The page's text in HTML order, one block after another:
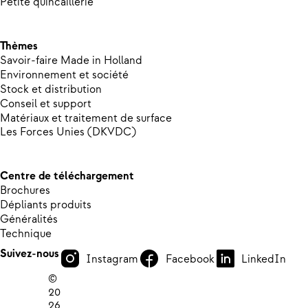
Thèmes
Savoir-faire Made in Holland
Environnement et société
Stock et distribution
Conseil et support
Matériaux et traitement de surface
Les Forces Unies (DKVDC)
Centre de téléchargement
Brochures
Dépliants produits
Généralités
Technique
Suivez-nous
Instagram Facebook
LinkedIn
©
20